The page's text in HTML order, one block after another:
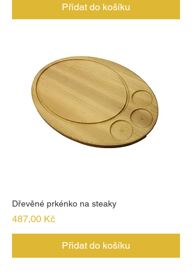
Přidat do košíku
Dřevěné prkénko na steaky
Cena
487,00 Kč
Přidat do košíku